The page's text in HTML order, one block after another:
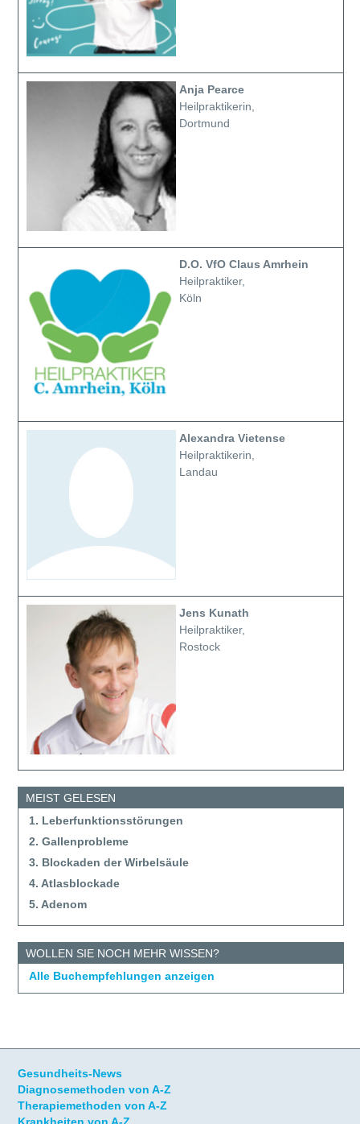
Anja Pearce
Heilpraktikerin,
Dortmund
D.O. VfO Claus Amrhein
Heilpraktiker,
Köln
Alexandra Vietense
Heilpraktikerin,
Landau
Jens Kunath
Heilpraktiker,
Rostock
MEIST GELESEN
1. Leberfunktionsstörungen
2. Gallenprobleme
3. Blockaden der Wirbelsäule
4. Atlasblockade
5. Adenom
WOLLEN SIE NOCH MEHR WISSEN?
Alle Buchempfehlungen anzeigen
Gesundheits-News
Diagnosemethoden von A-Z
Therapiemethoden von A-Z